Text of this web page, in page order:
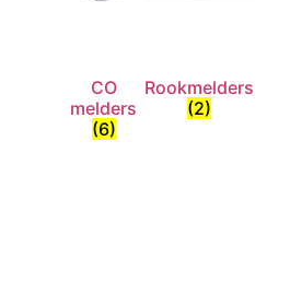
CO
melders
(6)
Rookmelders
(2)